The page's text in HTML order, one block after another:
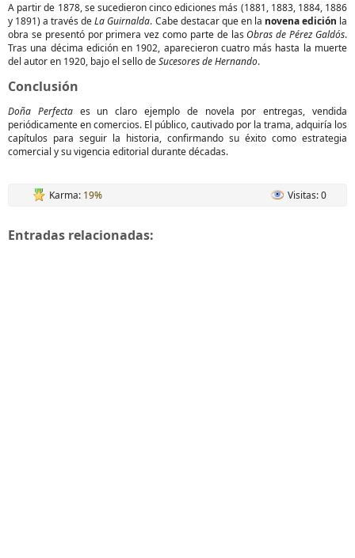
A partir de 1878, se sucedieron cinco ediciones más (1881, 1883, 1884, 1886
y 1891) a través deLa Guirnalda. Cabe destacar que en la novena edición la
obra se presentó por primera vez como parte de lasObras de Pérez Galdós.
Tras una décima edición en 1902, aparecieron cuatro más hasta la muerte
del autor en 1920, bajo el sello deSucesores de Hernando.
Conclusión
Doña Perfectaes un claro ejemplo de novela por entregas, vendida
periódicamente en comercios. El público, cautivado por la trama, adquiría los
capítulos para seguir la historia, confirmando su éxito como estrategia
comercial y su vigencia editorial durante décadas.
Karma: 19% Visitas: 0
Entradas relacionadas: